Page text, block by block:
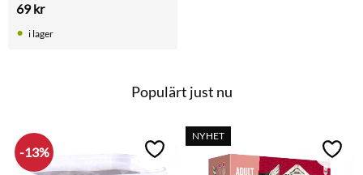
69kr
i lager
Populärt just nu
13% Lägg till i favoriter
NYHET
Lägg